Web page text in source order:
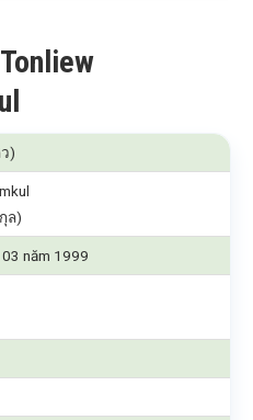
)
ล)
năm 1999